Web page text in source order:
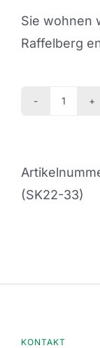
Sie wohnen
Raffelberg
(SK22-33)
KONTAKT